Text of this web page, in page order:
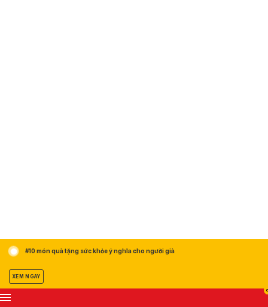
#10 món quà tặng sức khỏe ý nghĩa cho người già
XEM NGAY
0